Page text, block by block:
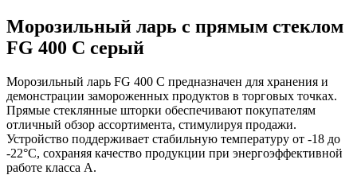
Морозильный ларь с прямым стеклом
FG 400 C серый
Морозильный ларь FG 400 C предназначен для хранения и
демонстрации замороженных продуктов в торговых точках.
Прямые стеклянные шторки обеспечивают покупателям
отличный обзор ассортимента, стимулируя продажи.
Устройство поддерживает стабильную температуру от -18 до
-22°C, сохраняя качество продукции при энергоэффективной
работе класса А.